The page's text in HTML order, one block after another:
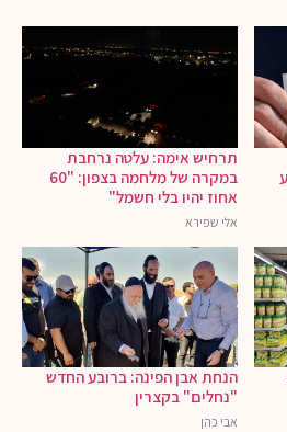
תרחיש אימה: עלטה נרחבת
במקרה של מלחמה בצפון: "60
אחוז יהיו בלי חשמל"
אלי שפירא
הנחת אבן הפינה: ברובע החדש
"נחלים" בקצרין
אבי כהן